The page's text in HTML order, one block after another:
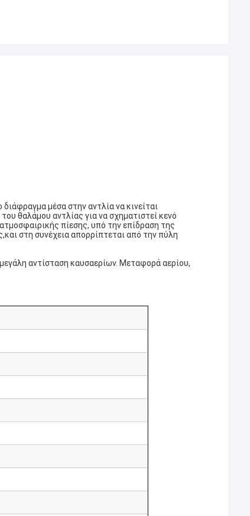
μέσα στην αντλία να κινείται
θαλάμου αντλίας για να σχηματιστεί κενό
πίεσης, υπό την επίδραση της
στη συνέχεια απορρίπτεται από την πύλη
αντίσταση καυσαερίων. Μεταφορά αερίου,